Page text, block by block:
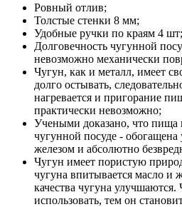
Ровный отлив;
Толстые стенки 8 мм;
Удобные ручки по краям 4 шт;
Долговечность чугунной
невозможно механически
Чугун, как и металл, имеет
долго остывать,
нагревается и пригорание
практически невозможно;
Учеными доказано, что пища
чугунной посуде -
железом и абсолютно
Чугун имеет пористую
чугуна впитывается масло и
качества чугуна улучшаются.
использовать, тем он